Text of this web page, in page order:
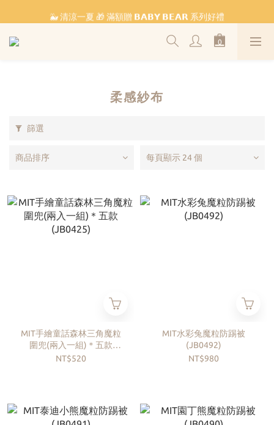
˗ˏˋ 𝔽𝕣𝕖𝕖 𝕊𝕙𝕚𝕡𝕡𝕚𝕟𝕘 ˎˊ˗ 全館滿 $𝟙,𝟘𝟘𝟘 免運
🐳 清涼一夏 🎁 滿額贈 𝗕𝗔𝗕𝗬 𝗕𝗘𝗔𝗥 系列好禮
˗ˏˋ 𝔽𝕣𝕖𝕖 𝕊𝕙𝕚𝕡𝕡𝕚𝕟𝕘 ˎˊ˗ 全館滿 $𝟙,𝟘𝟘𝟘 免運
柔感紗布
篩選
商品排序 每頁顯示 24 個
MIT手繪童話森林三角魔粒
圍兜(兩入一組)＊五款
(JB0425)
NT$520
MIT水彩兔魔粒防踢被
(JB0492)
NT$980